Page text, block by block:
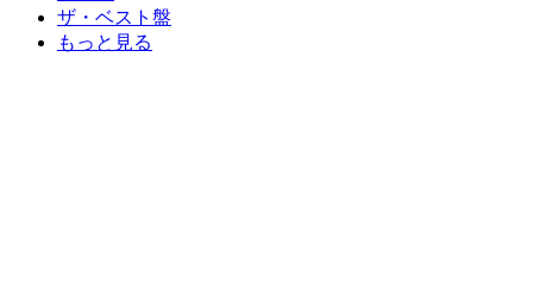
ザ・ベスト盤
もっと見る